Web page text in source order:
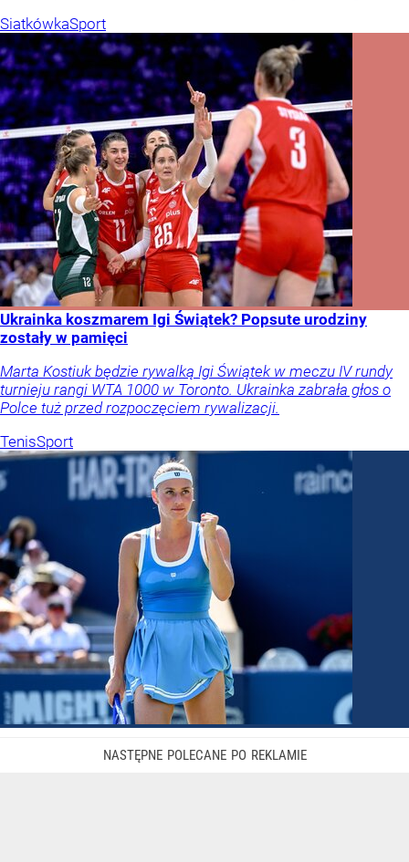
SiatkówkaSport
Ukrainka koszmarem Igi Świątek? Popsute urodziny
zostały w pamięci
Marta Kostiuk będzie rywalką Igi Świątek w meczu IV rundy
turnieju rangi WTA 1000 w Toronto. Ukrainka zabrała głos o
Polce tuż przed rozpoczęciem rywalizacji.
TenisSport